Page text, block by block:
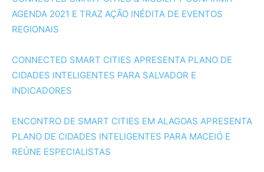
AGENDA 2021 E TRAZ AÇÃO INÉDITA DE EVENTOS
REGIONAIS
CONNECTED SMART CITIES APRESENTA PLANO DE
CIDADES INTELIGENTES PARA SALVADOR E
INDICADORES
ENCONTRO DE SMART CITIES EM ALAGOAS APRESENTA
PLANO DE CIDADES INTELIGENTES PARA MACEIÓ E
REÚNE ESPECIALISTAS